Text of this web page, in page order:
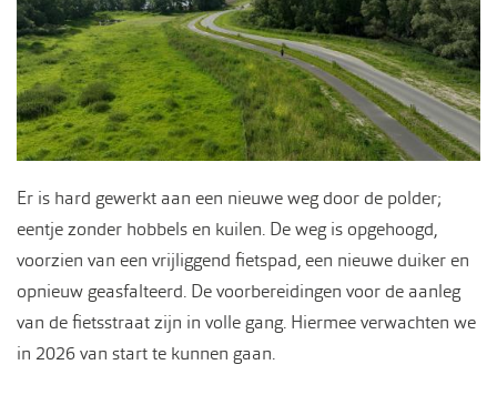
Er is hard gewerkt aan een nieuwe weg door de polder;
eentje zonder hobbels en kuilen. De weg is opgehoogd,
voorzien van een vrijliggend fietspad, een nieuwe duiker en
opnieuw geasfalteerd. De voorbereidingen voor de aanleg
van de fietsstraat zijn in volle gang. Hiermee verwachten we
in 2026 van start te kunnen gaan.